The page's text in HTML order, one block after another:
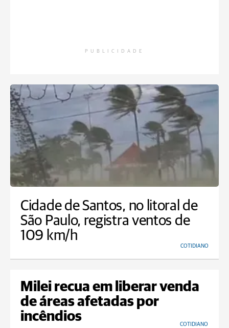
PUBLICIDADE
Cidade de Santos, no litoral de
São Paulo, registra ventos de
109 km/h
COTIDIANO
Milei recua em liberar venda
de áreas afetadas por
incêndios
COTIDIANO